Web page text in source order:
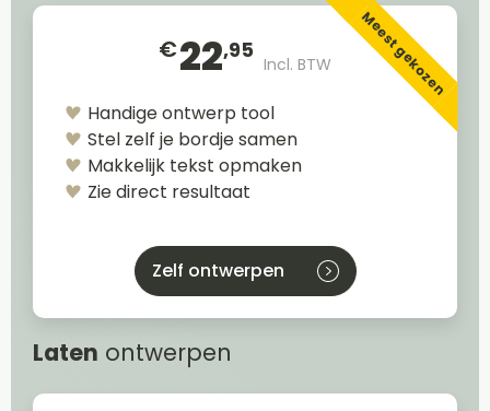
€22,95
Incl. BTW Meest gekozen
Handige ontwerp tool
Stel zelf je bordje samen
Makkelijk tekst opmaken
Zie direct resultaat
Zelf ontwerpen
Laten ontwerpen